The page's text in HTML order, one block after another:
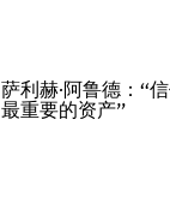
萨利赫·阿鲁德：“
最重要的资产”